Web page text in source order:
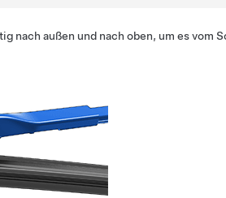
nach außen und nach oben, um es vom